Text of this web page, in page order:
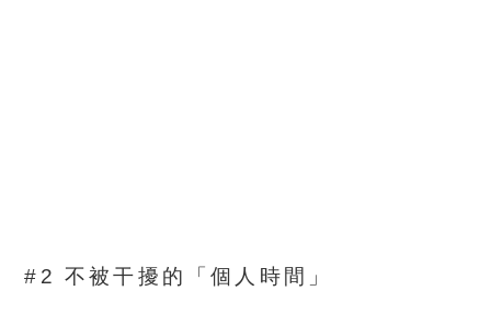
#2 不被干擾的「個人時間」